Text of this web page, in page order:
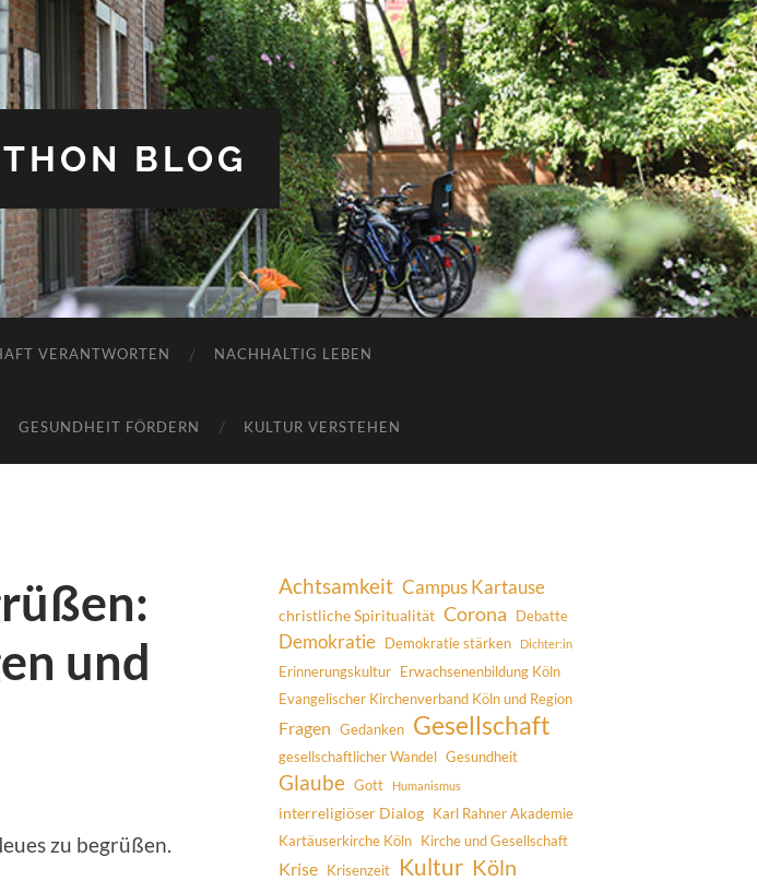
BLOG
VERANTWORTEN NACHHALTIG LEBEN
GESUNDHEIT FÖRDERN KULTUR VERSTEHEN
und
zu begrüßen.
Achtsamkeit Campus Kartause
christliche Spiritualität Corona Debatte
Demokratie Demokratie stärken Dichter:in
Erinnerungskultur Erwachsenenbildung Köln
Evangelischer Kirchenverband Köln und Region
Fragen Gedanken Gesellschaft
gesellschaftlicher Wandel Gesundheit
Glaube Gott Humanismus
interreligiöser Dialog Karl Rahner Akademie
Kartäuserkirche Köln Kirche und Gesellschaft
Krise Krisenzeit Kultur Köln